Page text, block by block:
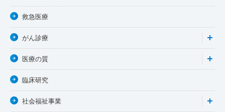
救急医療
がん診療
医療の質
臨床研究
社会福祉事業